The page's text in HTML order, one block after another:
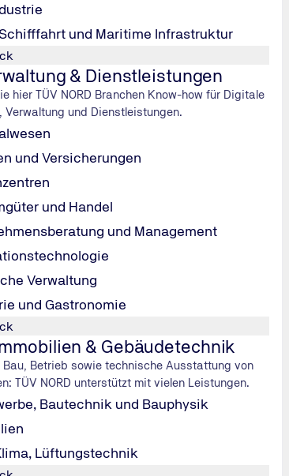
und Maritime Infrastruktur
& Dienstleistungen
hier TÜV NORD Branchen Know-how für Digitale
Verwaltung und Dienstleistungen.
und Versicherungen
und Handel
und Management
Verwaltung
und Gastronomie
& Gebäudetechnik
Bau, Betrieb sowie technische Ausstattung von
TÜV NORD unterstützt mit vielen Leistungen.
Bautechnik und Bauphysik
Lüftungstechnik